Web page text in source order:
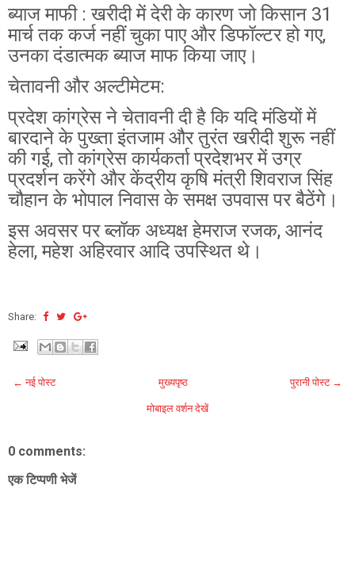
ब्याज माफी : खरीदी में देरी के कारण जो किसान 31
मार्च तक कर्ज नहीं चुका पाए और डिफॉल्टर हो गए,
उनका दंडात्मक ब्याज माफ किया जाए।
चेतावनी और अल्टीमेटम:
प्रदेश कांग्रेस ने चेतावनी दी है कि यदि मंडियों में
बारदाने के पुख्ता इंतजाम और तुरंत खरीदी शुरू नहीं
की गई, तो कांग्रेस कार्यकर्ता प्रदेशभर में उग्र
प्रदर्शन करेंगे और केंद्रीय कृषि मंत्री शिवराज सिंह
चौहान के भोपाल निवास के समक्ष उपवास पर बैठेंगे।
इस अवसर पर ब्लॉक अध्यक्ष हेमराज रजक, आनंद
हेला, महेश अहिरवार आदि उपस्थित थे।
Share:
← नई पोस्ट पुरानी पोस्ट →
मुख्यपृष्ठ
मोबाइल वर्शन देखें
0 comments:
एक टिप्पणी भेजें